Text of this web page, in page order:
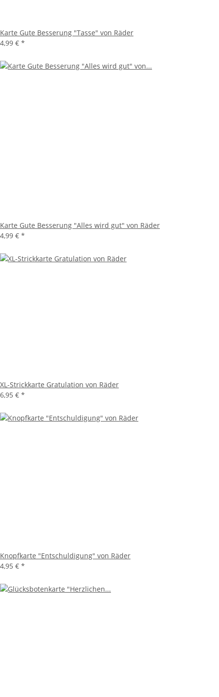
Karte Gute Besserung "Tasse" von Räder
4,99 € *
Karte Gute Besserung "Alles wird gut" von Räder
4,99 € *
XL-Strickkarte Gratulation von Räder
6,95 € *
Knopfkarte "Entschuldigung" von Räder
4,95 € *